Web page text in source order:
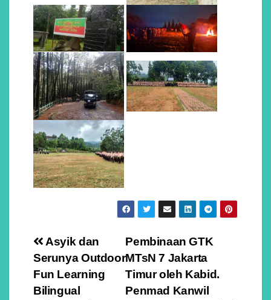
Navigasi
pos
Pembinaan GTK
MTsN 7 Jakarta
Timur oleh Kabid.
Penmad Kanwil
Asyik dan
Serunya Outdoor
Fun Learning
Bilingual